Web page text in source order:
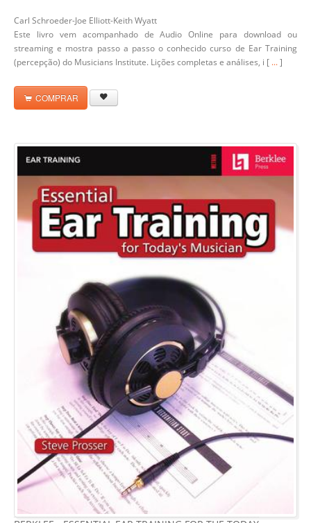
Carl Schroeder-Joe Elliott-Keith Wyatt
Este livro vem acompanhado de Audio Online para download ou
streaming e mostra passo a passo o conhecido curso de Ear Training
(percepção) do Musicians Institute. Lições completas e análises, i [ ...]
COMPRAR